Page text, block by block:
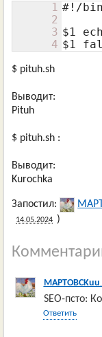
1
2
3
4
#!/
$1
$1
$ pituh.sh
Выводит:
Pituh
$ pituh.sh :
Выводит:
Kurochka
Запостил:
14.05.2024 )
SEO-псто:
Ответить